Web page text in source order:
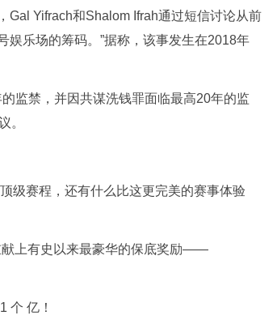
Gal Yifrach和Shalom Ifrah通过短信讨论从前
娱乐场的筹码。”据称，该事发生在2018年
监禁，并因共谋洗钱罪面临最高20年的监
。
级赛程，还有什么比这更完美的赛事体验
献上有史以来最豪华的保底奖励——
个 亿！